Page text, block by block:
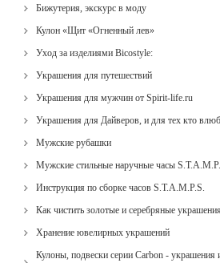
Бижутерия, экскурс в моду
Кулон «Щит «Огненный лев»
Уход за изделиями Bicostyle:
Украшения для путешествий
Украшения для мужчин от Spirit-life.ru
Украшения для Дайверов, и для тех кто
Мужские рубашки
Мужские стильные наручные часы
Инструкция по сборке часов S.T.A.M.P.S.
Как чистить золотые и серебряные украшения
Хранение ювелирных украшений
Кулоны, подвески серии Carbon - украшения